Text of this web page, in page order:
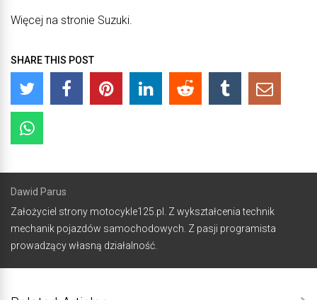
Więcej na stronie Suzuki.
SHARE THIS POST
Dawid Parus
Założyciel strony motocykle125.pl. Z wykształcenia technik
mechanik pojazdów samochodowych. Z pasji programista
prowadzący własną działalność.